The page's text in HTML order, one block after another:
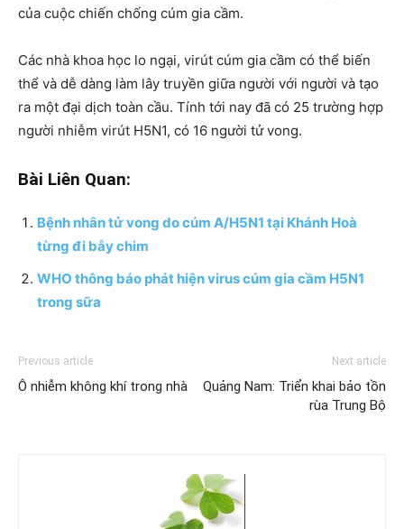
của cuộc chiến chống cúm gia cầm.
Các nhà khoa học lo ngại, virút cúm gia cầm có thể biến
thể và dễ dàng làm lây truyền giữa người với người và tạo
ra một đại dịch toàn cầu. Tính tới nay đã có 25 trường hợp
người nhiễm virút H5N1, có 16 người tử vong.
Bài Liên Quan:
Bệnh nhân tử vong do cúm A/H5N1 tại Khánh Hoà
từng đi bẫy chim
WHO thông báo phát hiện virus cúm gia cầm H5N1
trong sữa
Previous article
Ô nhiễm không khí trong nhà
Next article
Quảng Nam: Triển khai bảo tồn
rùa Trung Bộ